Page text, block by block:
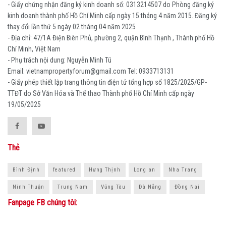
- Giấy chứng nhận đăng ký kinh doanh số: 0313214507 do Phòng đăng ký
kinh doanh thành phố Hồ Chí Minh cấp ngày 15 tháng 4 năm 2015. Đăng ký
thay đổi lần thứ 5 ngày 02 tháng 04 năm 2025
- Địa chỉ: 47/1A Điện Biên Phủ, phường 2, quận Bình Thạnh , Thành phố Hồ
Chí Minh, Việt Nam
- Phụ trách nội dung: Nguyễn Minh Tú
Email: vietnampropertyforum@gmail.com Tel: ‭0933713131
- Giấy phép thiết lập trang thông tin điện tử tổng hợp số 1825/2025/GP-
TTĐT do Sở Văn Hóa và Thể thao Thành phố Hồ Chí Minh cấp ngày
19/05/2025
Thẻ
Bình Định featured Hưng Thịnh Long an Nha Trang
Ninh Thuận Trung Nam Vũng Tàu Đà Nẵng Đồng Nai
Fanpage FB chúng tôi: